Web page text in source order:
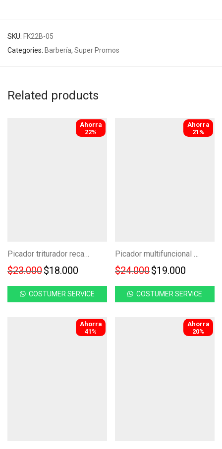
SKU: FK22B-05
Categories: Barbería, Super Promos
Related products
-22%
Ahorra
22%
Picador triturador recargable FK22-10
$23.000Original price was: $23.000.
$18.000 Current price is: $18.000.
COSTUMER SERVICE
-21%
Ahorra
21%
Picador multifuncional rojo FK22-09
$24.000Original price
$19.000
COSTUMER SERVICE
-41%
Ahorra
41%
-20%
Ahorra
20%